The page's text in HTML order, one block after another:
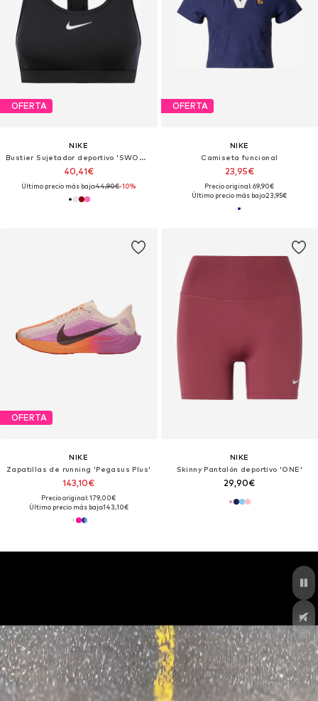
OFERTA
NIKE
Bustier Sujetador deportivo 'SWOOSH'
40,41€
Último precio más bajo:44,90€-10%
OFERTA
NIKE
Camiseta funcional
23,95€
Precio original: 69,90€
Último precio más bajo:23,95€
OFERTA
NIKE
Zapatillas de running 'Pegasus Plus'
143,10€
Precio original: 179,00€
Último precio más bajo:143,10€
NIKE
Skinny Pantalón deportivo 'ONE'
29,90€